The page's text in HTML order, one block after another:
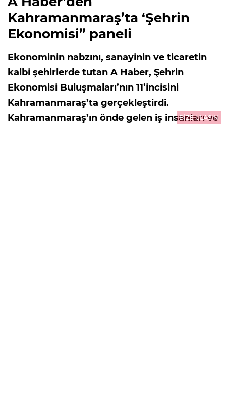
Kahramanmaraş’ta ‘Şehrin
Ekonomisi” paneli
Ekonominin nabzını, sanayinin ve ticaretin
kalbi şehirlerde tutan A Haber, Şehrin
Ekonomisi Buluşmaları’nın 11’incisini
Kahramanmaraş’ta gerçekleştirdi.
Kahramanmaraş’ın önde gelen iş insanları ve
BİZE ULAŞIN